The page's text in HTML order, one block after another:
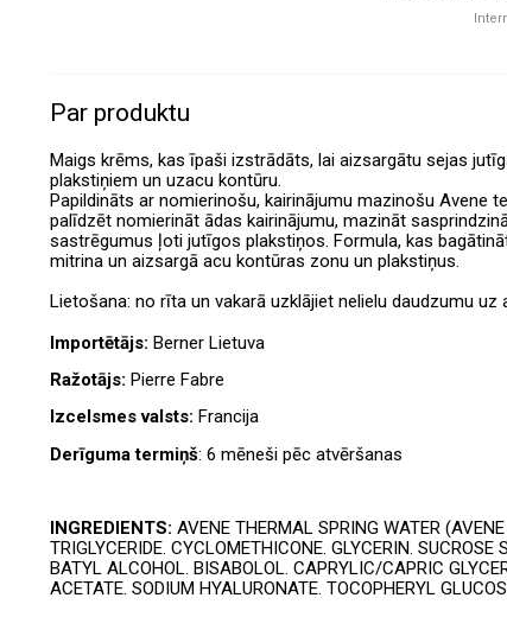
Par produktu
Maigs krēms, kas īpaši izstrādāts, lai aizsargātu sejas
plakstiņiem un uzacu kontūru.
Papildināts ar nomierinošu, kairinājumu mazinošu Avene
palīdzēt nomierināt ādas kairinājumu, mazināt
sastrēgumus ļoti jutīgos plakstiņos. Formula, kas
mitrina un aizsargā acu kontūras zonu un plakstiņus.
Lietošana: no rīta un vakarā uzklājiet nelielu daudzumu uz
Importētājs: Berner Lietuva
Ražotājs: Pierre Fabre
Izcelsmes valsts: Francija
Derīguma termiņš: 6 mēneši pēc atvēršanas
INGREDIENTS: AVENE THERMAL SPRING WATER
TRIGLYCERIDE. CYCLOMETHICONE. GLYCERIN.
BATYL ALCOHOL. BISABOLOL. CAPRYLIC/CAPRIC
ACETATE. SODIUM HYALURONATE. TOCOPHERYL